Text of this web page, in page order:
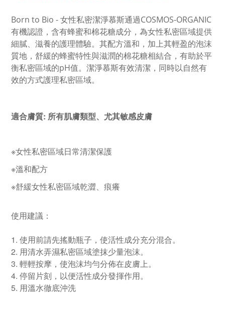
Born to Bio - 女性私密潔淨慕斯通過COSMOS-ORGANIC
有機認證，含有蜂蜜和棉花糖成分，為女性私密區域提供
細膩、滋養的護理體驗。其配方溫和，加上其輕盈的泡沫
質地， 舒緩的蜂蜜特性與滋潤的棉花糖相結合，有助於平
衡私密區域的pH值。 潔淨慕斯有效清潔，同時以自然有
效的方式護理私密區域。
適合膚質: 所有肌膚類型、尤其敏感皮膚
※女性私密區域日常清潔保護
※溫和配方
※舒緩女性私密區域乾澀、痕癢
使用建議：
1. 使用前請先搖動瓶子，使活性成分充分混合。
2. 用清水弄濕私密區域塗抹少量泡沫。
3. 輕輕按摩，使泡沫均勻分佈在皮膚上。
4. 停留片刻，以便活性成分發揮作用。
5. 用溫水徹底沖洗